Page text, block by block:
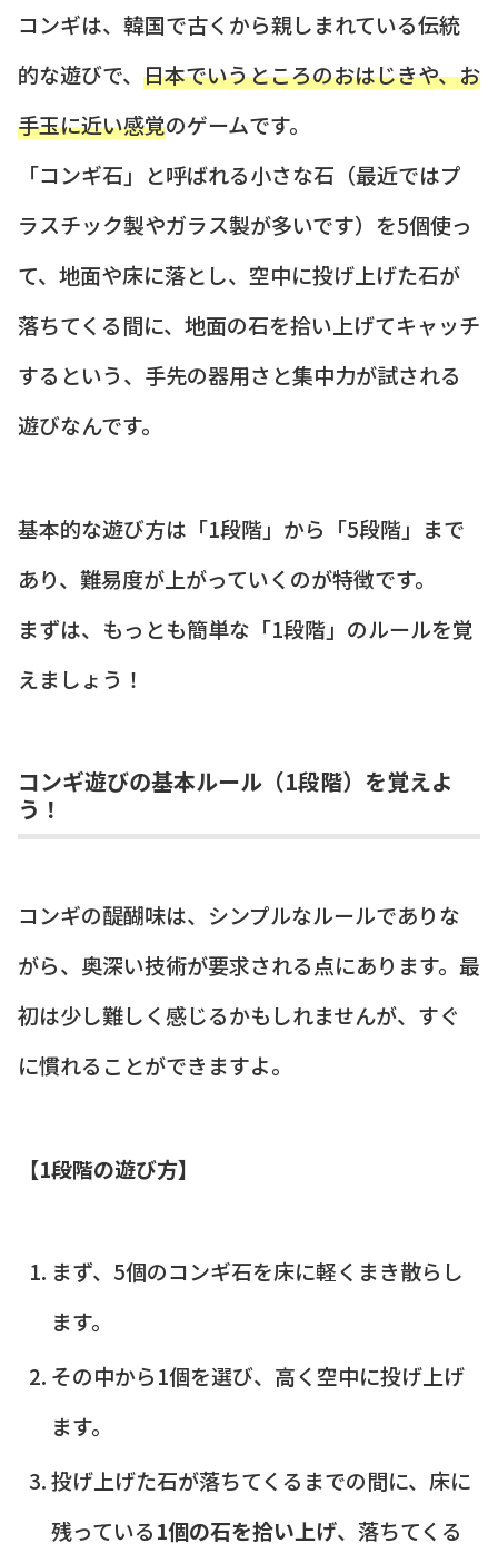
コンギは、韓国で古くから親しまれている伝統
的な遊びで、 日本でいうところのおはじきや、お
手玉に近い感覚のゲームです。
「コンギ石」と呼ばれる小さな石（最近ではプ
ラスチック製やガラス製が多いです）を5個使っ
て、地面や床に落とし、空中に投げ上げた石が
落ちてくる間に、地面の石を拾い上げてキャッチ
するという、手先の器用さと集中力が試される
遊びなんです。
基本的な遊び方は「1段階」から「5段階」まで
あり、難易度が上がっていくのが特徴です。
まずは、もっとも簡単な「1段階」のルールを覚
えましょう！
コンギ遊びの基本ルール（1段階）を覚えよ
う！
コンギの醍醐味は、シンプルなルールでありな
がら、奥深い技術が要求される点にあります。最
初は少し難しく感じるかもしれませんが、すぐ
に慣れることができますよ。
【1段階の遊び方】
まず、5個のコンギ石を床に軽くまき散らし
ます。
その中から1個を選び、高く空中に投げ上げ
ます。
投げ上げた石が落ちてくるまでの間に、床に
残っている1個の石を拾い上げ、落ちてくる